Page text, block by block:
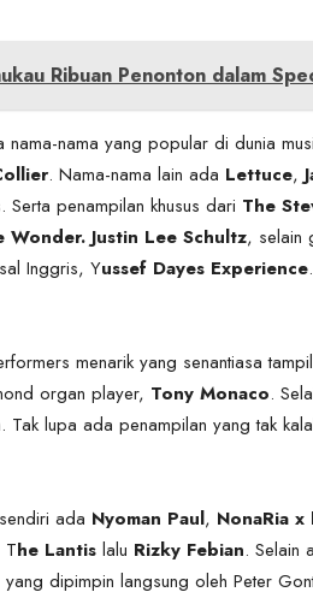
Ribuan Penonton dalam
nama yang popular di dunia
. Nama-nama lain ada Lettuce,
Serta penampilan khusus dari The
Wonder. Justin Lee Schultz, selain
Inggris, Yussef Dayes Experience
menarik yang senantiasa
organ player, Tony Monaco.
Tak lupa ada penampilan yang tak
ada Nyoman Paul, NonaRia
The Lantis lalu Rizky Febian. Selain
dipimpin langsung oleh Peter